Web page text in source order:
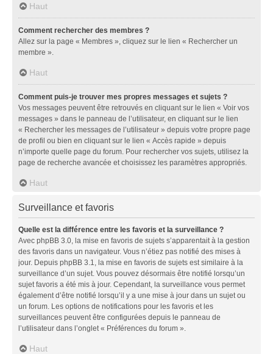
Haut
Comment rechercher des membres ?
Allez sur la page « Membres », cliquez sur le lien « Rechercher un
membre ».
Haut
Comment puis-je trouver mes propres messages et sujets ?
Vos messages peuvent être retrouvés en cliquant sur le lien « Voir vos
messages » dans le panneau de l’utilisateur, en cliquant sur le lien
« Rechercher les messages de l’utilisateur » depuis votre propre page
de profil ou bien en cliquant sur le lien « Accès rapide » depuis
n’importe quelle page du forum. Pour rechercher vos sujets, utilisez la
page de recherche avancée et choisissez les paramètres appropriés.
Haut
Surveillance et favoris
Quelle est la différence entre les favoris et la surveillance ?
Avec phpBB 3.0, la mise en favoris de sujets s’apparentait à la gestion
des favoris dans un navigateur. Vous n’étiez pas notifié des mises à
jour. Depuis phpBB 3.1, la mise en favoris de sujets est similaire à la
surveillance d’un sujet. Vous pouvez désormais être notifié lorsqu’un
sujet favoris a été mis à jour. Cependant, la surveillance vous permet
également d’être notifié lorsqu’il y a une mise à jour dans un sujet ou
un forum. Les options de notifications pour les favoris et les
surveillances peuvent être configurées depuis le panneau de
l’utilisateur dans l’onglet « Préférences du forum ».
Haut